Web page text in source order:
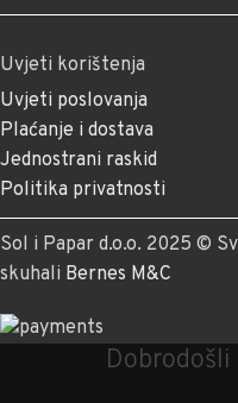
Uvjeti korištenja
Uvjeti poslovanja
Plaćanje i dostava
Jednostrani raskid
Politika privatnosti
Sol i Papar d.o.o. 2025 ©
skuhali Bernes M&C
Dobrodošli